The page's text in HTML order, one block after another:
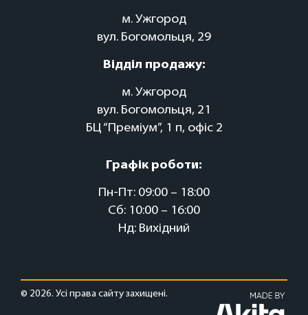
м. Ужгород
вул. Богомольця, 29
Відділ продажу:
м. Ужгород
вул. Богомольця, 21
БЦ “Преміум”, 1 п, офіс 2
Графік роботи:
Пн-Пт: 09:00 – 18:00
Сб: 10:00 – 16:00
Нд: Вихідний
© 2026. Усі права сайту захищені.